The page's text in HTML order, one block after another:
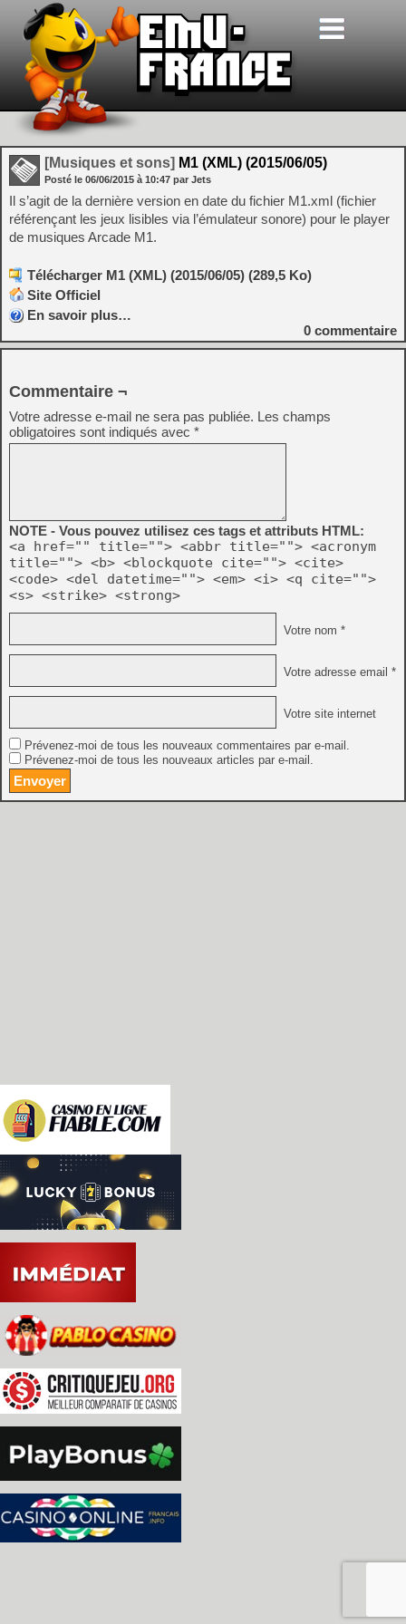
[Musiques et sons] M1 (XML) (2015/06/05)
Posté le 06/06/2015 à 10:47 par Jets
Il s’agit de la dernière version en date du fichier M1.xml (fichier
référençant les jeux lisibles via l’émulateur sonore) pour le player
de musiques Arcade M1.
Télécharger M1 (XML) (2015/06/05) (289,5 Ko)
Site Officiel
En savoir plus…
0 commentaire
Commentaire ¬
Votre adresse e-mail ne sera pas publiée. Les champs
obligatoires sont indiqués avec *
NOTE - Vous pouvez utilisez ces tags et attributs HTML:
<a href="" title=""> <abbr title=""> <acronym
title=""> <b> <blockquote cite=""> <cite>
<code> <del datetime=""> <em> <i> <q cite="">
<s> <strike> <strong>
Votre nom *
Votre adresse email *
Votre site internet
Prévenez-moi de tous les nouveaux commentaires par e-mail.
Prévenez-moi de tous les nouveaux articles par e-mail.